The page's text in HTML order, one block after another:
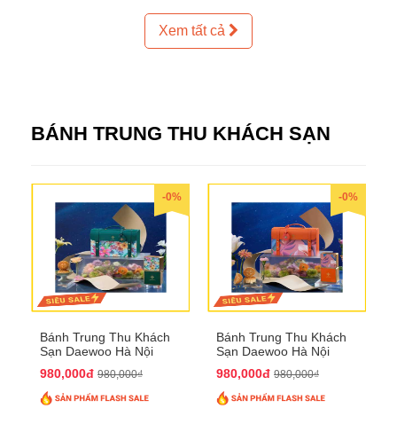
Xem tất cả
BÁNH TRUNG THU KHÁCH SẠN
-0%
Bánh Trung Thu Khách
Sạn Daewoo Hà Nội
QTTT30
980,000đ 980,000₫
-0%
Bánh Trung Thu Khách
Sạn Daewoo Hà Nội
QTTT31
980,000đ 980,000₫